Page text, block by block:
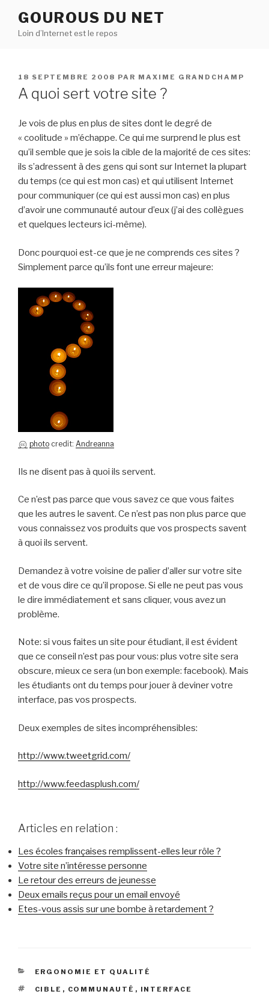
contenu
GOUROUS DU NET
Loin d’Internet est le repos
PUBLIÉ
LE
18 SEPTEMBRE 2008 PAR MAXIME GRANDCHAMP
A quoi sert votre site ?
Je vois de plus en plus de sites dont le degré de
« coolitude » m’échappe. Ce qui me surprend le plus est
qu’il semble que je sois la cible de la majorité de ces sites:
ils s’adressent à des gens qui sont sur Internet la plupart
du temps (ce qui est mon cas) et qui utilisent Internet
pour communiquer (ce qui est aussi mon cas) en plus
d’avoir une communauté autour d’eux (j’ai des collègues
et quelques lecteurs ici-même).
Donc pourquoi est-ce que je ne comprends ces sites ?
Simplement parce qu’ils font une erreur majeure:
photo credit: Andreanna
Ils ne disent pas à quoi ils servent.
Ce n’est pas parce que vous savez ce que vous faites
que les autres le savent. Ce n’est pas non plus parce que
vous connaissez vos produits que vos prospects savent
à quoi ils servent.
Demandez à votre voisine de palier d’aller sur votre site
et de vous dire ce qu’il propose. Si elle ne peut pas vous
le dire immédiatement et sans cliquer, vous avez un
problème.
Note: si vous faites un site pour étudiant, il est évident
que ce conseil n’est pas pour vous: plus votre site sera
obscure, mieux ce sera (un bon exemple: facebook). Mais
les étudiants ont du temps pour jouer à deviner votre
interface, pas vos prospects.
Deux exemples de sites incompréhensibles:
http://www.tweetgrid.com/
http://www.feedasplush.com/
Articles en relation :
Les écoles françaises remplissent-elles leur rôle ?
Votre site n’intéresse personne
Le retour des erreurs de jeunesse
Deux emails reçus pour un email envoyé
Etes-vous assis sur une bombe à retardement ?
CATÉGORIES
ERGONOMIE ET QUALITÉ
ÉTIQUETTES
CIBLE , COMMUNAUTÉ , INTERFACE